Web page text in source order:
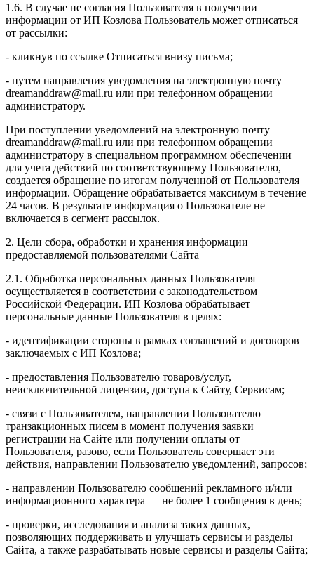
1.6. В случае не согласия Пользователя в получении
информации от ИП Козлова Пользователь может отписаться
от рассылки:
- кликнув по ссылке Отписаться внизу письма;
- путем направления уведомления на электронную почту
dreamanddraw@mail.ru или при телефонном обращении
администратору.
При поступлении уведомлений на электронную почту
dreamanddraw@mail.ru или при телефонном обращении
администратору в специальном программном обеспечении
для учета действий по соответствующему Пользователю,
создается обращение по итогам полученной от Пользователя
информации. Обращение обрабатывается максимум в течение
24 часов. В результате информация о Пользователе не
включается в сегмент рассылок.
2. Цели сбора, обработки и хранения информации
предоставляемой пользователями Сайта
2.1. Обработка персональных данных Пользователя
осуществляется в соответствии с законодательством
Российской Федерации. ИП Козловa обрабатывает
персональные данные Пользователя в целях:
- идентификации стороны в рамках соглашений и договоров
заключаемых с ИП Козлова;
- предоставления Пользователю товаров/услуг,
неисключительной лицензии, доступа к Сайту, Сервисам;
- связи с Пользователем, направлении Пользователю
транзакционных писем в момент получения заявки
регистрации на Сайте или получении оплаты от
Пользователя, разово, если Пользователь совершает эти
действия, направлении Пользователю уведомлений, запросов;
- направлении Пользователю сообщений рекламного и/или
информационного характера — не более 1 сообщения в день;
- проверки, исследования и анализа таких данных,
позволяющих поддерживать и улучшать сервисы и разделы
Сайта, а также разрабатывать новые сервисы и разделы Сайта;